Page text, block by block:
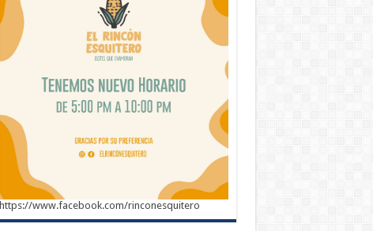
https://www.facebook.com/rinconesquitero